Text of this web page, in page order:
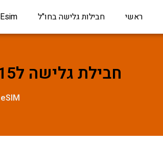
ראשי חבילות גלישה בחו"ל Esim מכשירים תומכים
חבילת גלישה לCHINKO 2 GB – 15 ימים
eSIM - סים אלקטרוני